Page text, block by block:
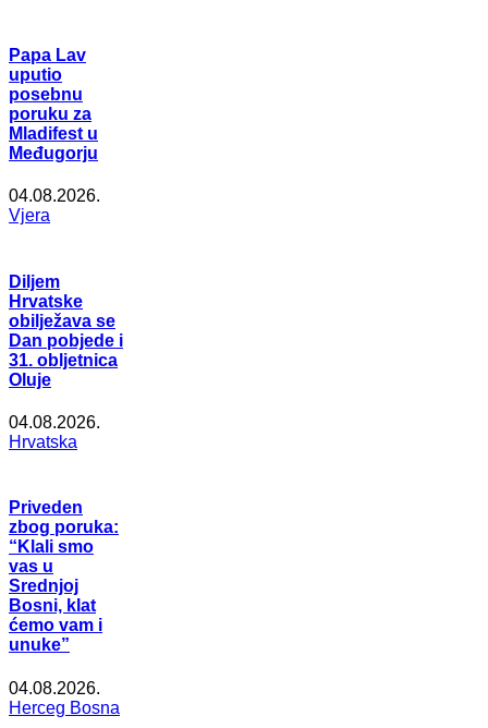
Papa Lav
uputio
posebnu
poruku za
Mladifest u
Međugorju
04.08.2026.
Vjera
Diljem
Hrvatske
obilježava se
Dan pobjede i
31. obljetnica
Oluje
04.08.2026.
Hrvatska
Priveden
zbog poruka:
“Klali smo
vas u
Srednjoj
Bosni, klat
ćemo vam i
unuke”
04.08.2026.
Herceg Bosna